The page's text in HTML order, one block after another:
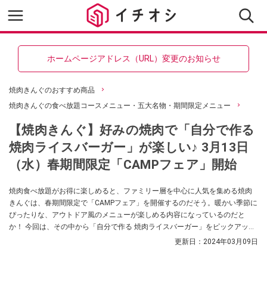
ホームページアドレス（URL）変更のお知らせ
焼肉きんぐのおすすめ商品
焼肉きんぐの食べ放題コースメニュー・五大名物・期間限定メニュー
【焼肉きんぐ】好みの焼肉で「自分で作る
焼肉ライスバーガー」が楽しい♪ 3月13日
（水）春期間限定「CAMPフェア」開始
焼肉食べ放題がお得に楽しめると、ファミリー層を中心に人気を集める焼肉
きんぐは、春期間限定で「CAMPフェア」を開催するのだそう。暖かい季節に
ぴったりな、アウトドア風のメニューが楽しめる内容になっているのだと
か！ 今回は、その中から「自分で作る 焼肉ライスバーガー」をピックアップ
してご紹介します。また、開催期間や限定メニュー一覧も併せてご紹介する
更新日： 2024年03月09日